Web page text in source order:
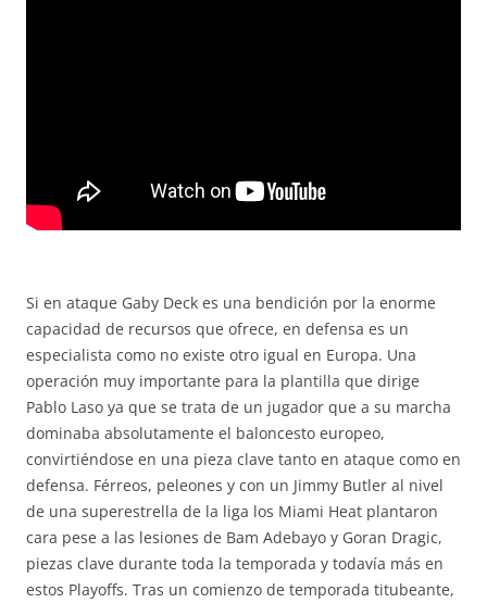
Si en ataque Gaby Deck es una bendición por la enorme
capacidad de recursos que ofrece, en defensa es un
especialista como no existe otro igual en Europa. Una
operación muy importante para la plantilla que dirige
Pablo Laso ya que se trata de un jugador que a su marcha
dominaba absolutamente el baloncesto europeo,
convirtiéndose en una pieza clave tanto en ataque como en
defensa. Férreos, peleones y con un Jimmy Butler al nivel
de una superestrella de la liga los Miami Heat plantaron
cara pese a las lesiones de Bam Adebayo y Goran Dragic,
piezas clave durante toda la temporada y todavía más en
estos Playoffs. Tras un comienzo de temporada titubeante,